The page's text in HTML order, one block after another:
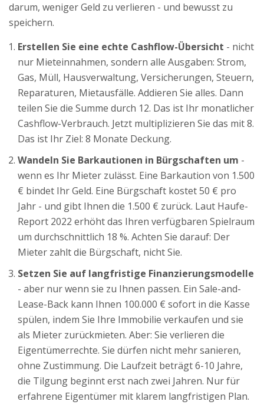
darum, weniger Geld zu verlieren - und bewusst zu
speichern.
Erstellen Sie eine echte Cashflow-Übersicht - nicht
nur Mieteinnahmen, sondern alle Ausgaben: Strom,
Gas, Müll, Hausverwaltung, Versicherungen, Steuern,
Reparaturen, Mietausfälle. Addieren Sie alles. Dann
teilen Sie die Summe durch 12. Das ist Ihr monatlicher
Cashflow-Verbrauch. Jetzt multiplizieren Sie das mit 8.
Das ist Ihr Ziel: 8 Monate Deckung.
Wandeln Sie Barkautionen in Bürgschaften um -
wenn es Ihr Mieter zulässt. Eine Barkaution von 1.500
€ bindet Ihr Geld. Eine Bürgschaft kostet 50 € pro
Jahr - und gibt Ihnen die 1.500 € zurück. Laut Haufe-
Report 2022 erhöht das Ihren verfügbaren Spielraum
um durchschnittlich 18 %. Achten Sie darauf: Der
Mieter zahlt die Bürgschaft, nicht Sie.
Setzen Sie auf langfristige Finanzierungsmodelle
- aber nur wenn sie zu Ihnen passen. Ein Sale-and-
Lease-Back kann Ihnen 100.000 € sofort in die Kasse
spülen, indem Sie Ihre Immobilie verkaufen und sie
als Mieter zurückmieten. Aber: Sie verlieren die
Eigentümerrechte. Sie dürfen nicht mehr sanieren,
ohne Zustimmung. Die Laufzeit beträgt 6-10 Jahre,
die Tilgung beginnt erst nach zwei Jahren. Nur für
erfahrene Eigentümer mit klarem langfristigen Plan.